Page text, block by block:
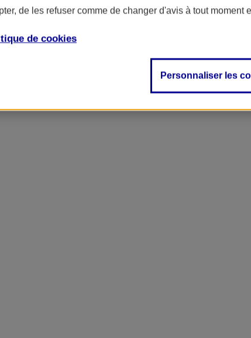
de les refuser comme de changer d'avis à tout moment
de cookies
Personnaliser les